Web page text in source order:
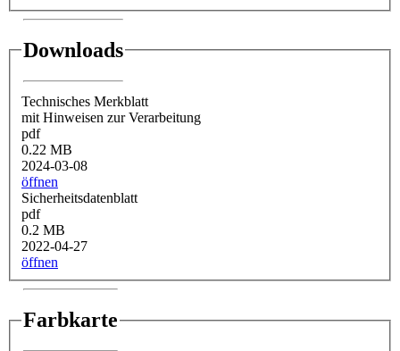
Downloads
Technisches Merkblatt
mit Hinweisen zur Verarbeitung
pdf
0.22 MB
2024-03-08
öffnen
Sicherheitsdatenblatt
pdf
0.2 MB
2022-04-27
öffnen
Farbkarte